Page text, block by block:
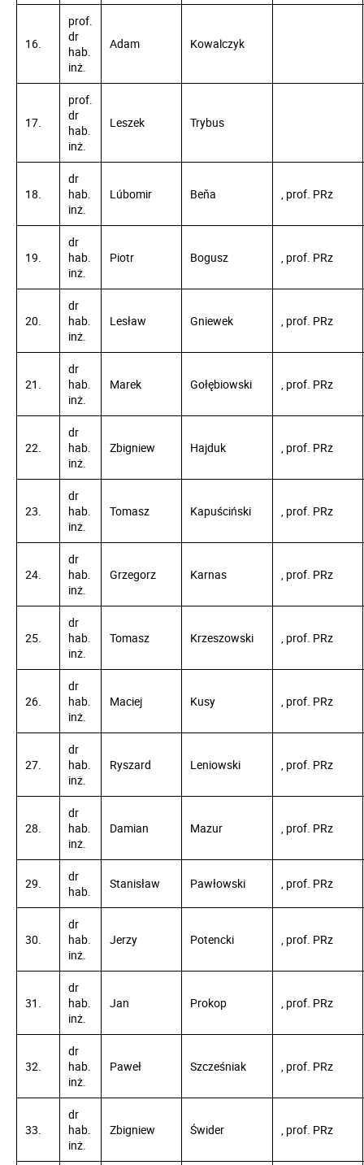
16.
prof.
dr
hab.
inż.
Adam Kowalczyk
17.
prof.
dr
hab.
inż.
Leszek Trybus
18.
dr
hab.
inż.
Lúbomir Beňa , prof. PRz
19.
dr
hab.
inż.
Piotr Bogusz , prof. PRz
20.
dr
hab.
inż.
Lesław Gniewek , prof. PRz
21.
dr
hab.
inż.
Marek Gołębiowski , prof. PRz
22.
dr
hab.
inż.
Zbigniew Hajduk , prof. PRz
23.
dr
hab.
inż.
Tomasz Kapuściński , prof. PRz
24.
dr
hab.
inż.
Grzegorz Karnas , prof. PRz
25.
dr
hab.
inż.
Tomasz Krzeszowski , prof. PRz
26.
dr
hab.
inż.
Maciej Kusy , prof. PRz
27.
dr
hab.
inż.
Ryszard Leniowski , prof. PRz
28.
dr
hab.
inż.
Damian Mazur , prof. PRz
29.
dr
hab.
Stanisław Pawłowski , prof. PRz
30.
dr
hab.
inż.
Jerzy Potencki , prof. PRz
31.
dr
hab.
inż.
Jan Prokop , prof. PRz
32.
dr
hab.
inż.
Paweł Szcześniak , prof. PRz
33.
dr
hab.
inż.
Zbigniew Świder , prof. PRz